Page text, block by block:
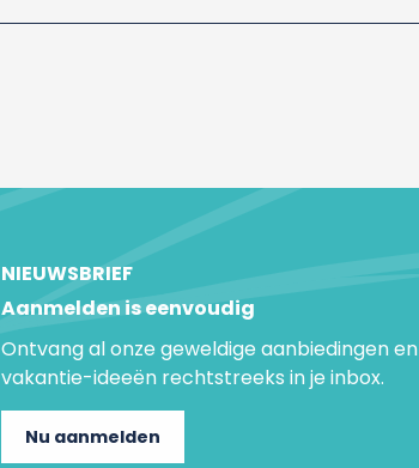
NIEUWSBRIEF
Aanmelden is eenvoudig
Ontvang al onze geweldige aanbiedingen en
vakantie-ideeën rechtstreeks in je inbox.
Nu aanmelden